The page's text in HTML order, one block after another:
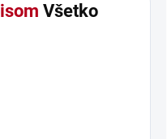
Všetko